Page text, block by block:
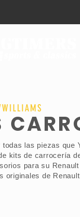
WILLIAMS
todas las piezas
kits de carrocería
para su
originales de